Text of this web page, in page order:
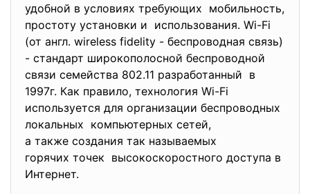
удобной в условиях требующих мобильность,
простоту установки и использования. Wi-Fi
(от англ. wireless fidelity - беспроводная связь)
- стандарт широкополосной беспроводной
связи семейства 802.11 разработанный в
1997г. Как правило, технология Wi-Fi
используется для организации беспроводных
локальных компьютерных сетей,
а также создания так называемых
горячих точек высокоскоростного доступа в
Интернет.